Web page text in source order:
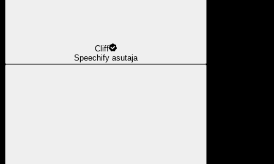
Cliff
Speechify asutaja